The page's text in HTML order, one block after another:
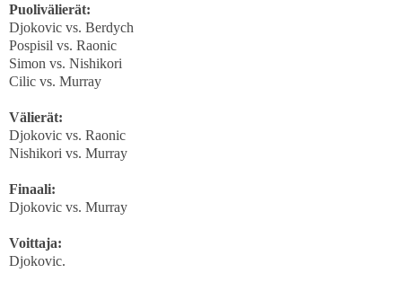
Puolivälierät:
Djokovic vs. Berdych
Pospisil vs. Raonic
Simon vs. Nishikori
Cilic vs. Murray
Välierät:
Djokovic vs. Raonic
Nishikori vs. Murray
Finaali:
Djokovic vs. Murray
Voittaja:
Djokovic.